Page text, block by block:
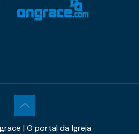
| O portal da Igreja